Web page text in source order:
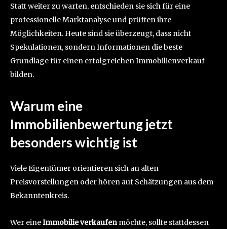
Statt weiter zu warten, entschieden sie sich für eine
professionelle Marktanalyse und prüften ihre
Möglichkeiten. Heute sind sie überzeugt, dass nicht
Spekulationen, sondern Informationen die beste
Grundlage für einen erfolgreichen Immobilienverkauf
bilden.
Warum eine
Immobilienbewertung jetzt
besonders wichtig ist
Viele Eigentümer orientieren sich an alten
Preisvorstellungen oder hören auf Schätzungen aus dem
Bekanntenkreis.
Wer eineImmobilie verkaufenmöchte, sollte stattdessen